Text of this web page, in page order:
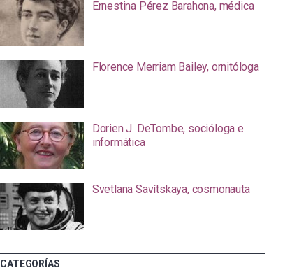
Ernestina Pérez Barahona, médica
Florence Merriam Bailey, ornitóloga
Dorien J. DeTombe, socióloga e
informática
Svetlana Savítskaya, cosmonauta
CATEGORÍAS